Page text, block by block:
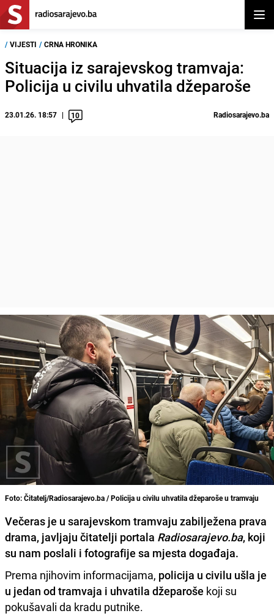
/ VIJESTI / CRNA HRONIKA
Situacija iz sarajevskog tramvaja:
Policija u civilu uhvatila džeparoše
23.01.26. 18:57 10 Radiosarajevo.ba
Foto: Čitatelj/Radiosarajevo.ba / Policija u civilu uhvatila džeparoše u tramvaju
Večeras je u sarajevskom tramvaju zabilježena prava
drama, javljaju čitatelji portala Radiosarajevo.ba, koji
su nam poslali i fotografije sa mjesta događaja.
Prema njihovim informacijama, policija u civilu ušla je
u jedan od tramvaja i uhvatila džeparoše koji su
pokušavali da kradu putnike.